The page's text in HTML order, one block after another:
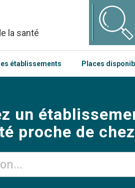
la santé
établissements Places
un
proche de